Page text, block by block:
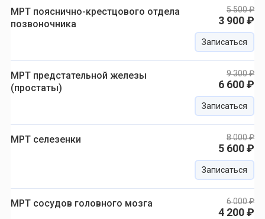
МРТ пояснично-крестцового отдела
позвоночника
5 500 ₽
3 900 ₽
Записаться
МРТ предстательной железы
(простаты)
9 300 ₽
6 600 ₽
Записаться
МРТ селезенки 8 000 ₽
5 600 ₽
Записаться
МРТ сосудов головного мозга 6 000 ₽
4 200 ₽